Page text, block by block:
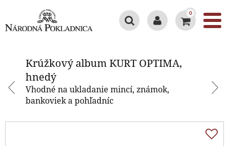
0
Krúžkový album KURT OPTIMA,
hnedý
Vhodné na ukladanie mincí, známok,
bankoviek a pohľadníc
Krúžkový album KURT OPTIMA,